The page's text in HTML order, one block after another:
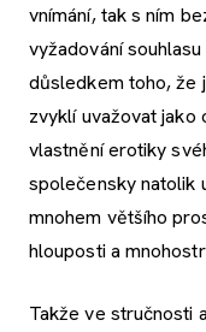
vnímání, tak s ním
vyžadování
důsledkem toho, že
zvyklí uvažovat jako
vlastnění erotiky
společensky natolik
mnohem většího
hlouposti a
Takže ve stručnosti